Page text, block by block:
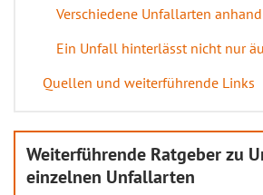
Verschiedene Unfallarten
Ein Unfall hinterlässt nicht nur
Quellen und weiterführende Links
Weiterführende Ratgeber zu
einzelnen Unfallarten